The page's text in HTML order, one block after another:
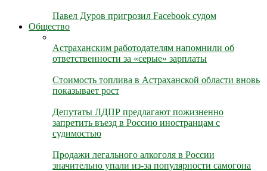
Павел Дуров пригрозил Facebook судом
Общество
Астраханским работодателям напомнили об
ответственности за «серые» зарплаты
Стоимость топлива в Астраханской области вновь
показывает рост
Депутаты ЛДПР предлагают пожизненно
запретить въезд в Россию иностранцам с
судимостью
Продажи легального алкоголя в России
значительно упали из-за популярности самогона